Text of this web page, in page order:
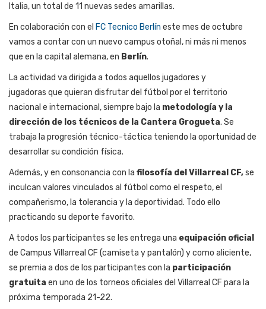
Italia, un total de 11 nuevas sedes amarillas.
En colaboración con el FC Tecnico Berlín este mes de octubre
vamos a contar con un nuevo campus otoñal, ni más ni menos
que en la capital alemana, en Berlín.
La actividad va dirigida a todos aquellos jugadores y
jugadoras que quieran disfrutar del fútbol por el territorio
nacional e internacional, siempre bajo la metodología y la
dirección de los técnicos de la Cantera Grogueta. Se
trabaja la progresión técnico-táctica teniendo la oportunidad de
desarrollar su condición física.
Además, y en consonancia con la filosofía del Villarreal CF,se
inculcan valores vinculados al fútbol como el respeto, el
compañerismo, la tolerancia y la deportividad. Todo ello
practicando su deporte favorito.
A todos los participantes se les entrega una equipación oficial
de Campus Villarreal CF (camiseta y pantalón) y como aliciente,
se premia a dos de los participantes con la participación
gratuita en uno de los torneos oficiales del Villarreal CF para la
próxima temporada 21-22.